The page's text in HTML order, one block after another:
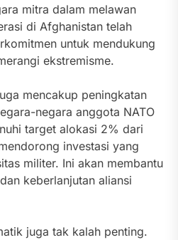
mitra dalam melawan
di Afghanistan telah
untuk mendukung
ekstremisme.
mencakup peningkatan
negara anggota NATO
target alokasi 2% dari
investasi yang
militer. Ini akan membantu
keberlanjutan aliansi
juga tak kalah penting.